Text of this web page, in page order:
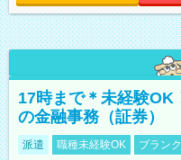
17時まで＊未経験
の金融事務（証券）
派遣 職種未経験OK ブラン